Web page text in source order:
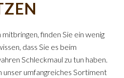
finden Sie ein wenig
dass Sie es beim
Schleckmaul zu tun haben.
unser umfangreiches Sortiment